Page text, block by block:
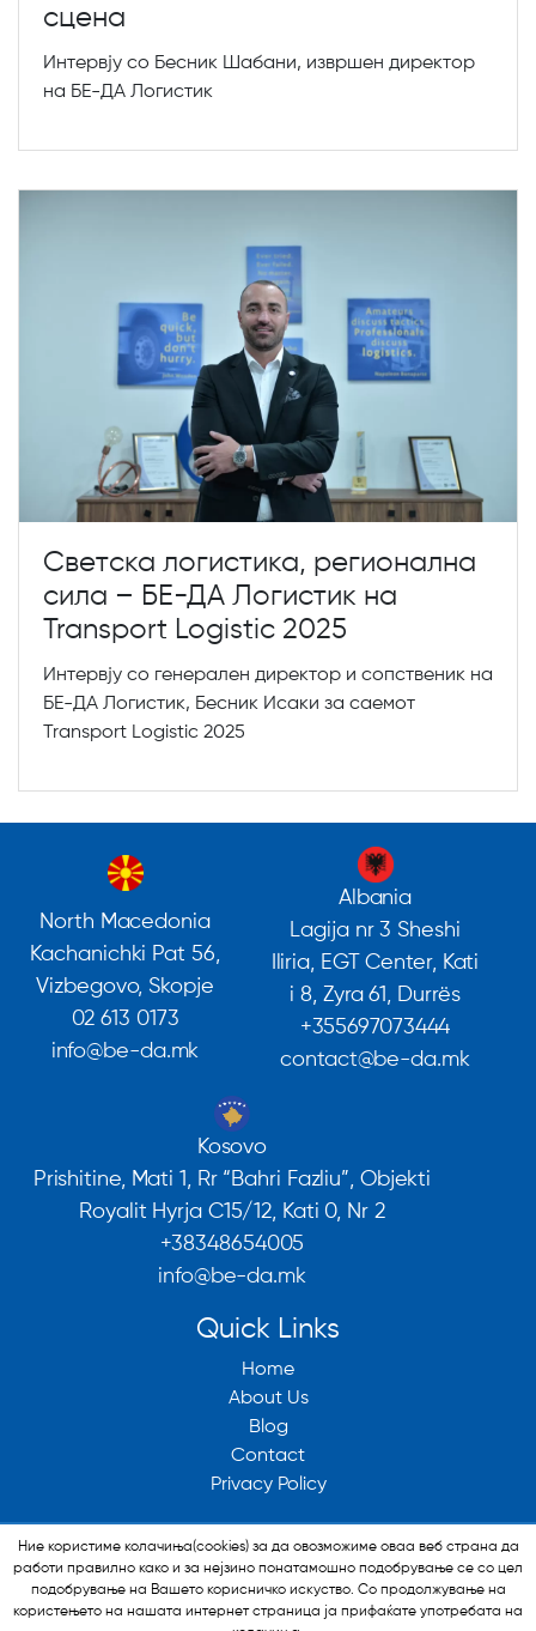
сцена
Интервју со Бесник Шабани, извршен директор
на БЕ-ДА Логистик
Светска логистика, регионална
сила – БЕ-ДА Логистик на
Transport Logistic 2025
Интервју со генерален директор и сопственик на
БЕ-ДА Логистик, Бесник Исаки за саемот
Transport Logistic 2025
North Macedonia
Kachanichki Pat 56,
Vizbegovo, Skopje
02 613 0173
info@be-da.mk
Albania
Lagija nr 3 Sheshi
Iliria, EGT Center, Kati
i 8, Zyra 61, Durrës
+355697073444
contact@be-da.mk
Kosovo
Prishitine, Mati 1, Rr “Bahri Fazliu”, Objekti
Royalit Hyrja C15/12, Kati 0, Nr 2
+38348654005
info@be-da.mk
Quick Links
Home
About Us
Blog
Contact
Privacy Policy
Ние користиме колачиња(cookies) за да овозможиме оваа веб страна да
работи правилно како и за нејзино понатамошно подобрување се со цел
подобрување на Вашето корисничко искуство. Со продолжување на
користењето на нашата интернет страница ја прифаќате употребата на